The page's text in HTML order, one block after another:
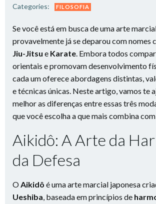
Categories: FILOSOFIA
Se você está em busca de uma arte
provavelmente já se deparou com nomes
Jiu-Jitsu e Karate. Embora todos
orientais e promovam desenvolvimento
cada um oferece abordagens distintas,
e técnicas únicas. Neste artigo, vamos te
melhor as diferenças entre essas três
que você escolha a que mais combina
Aikidô: A Arte da
da Defesa
OAikidô é uma arte marcial japonesa
Ueshiba, baseada em princípios de